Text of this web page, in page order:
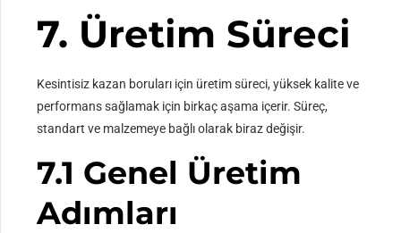
7. Üretim Süreci
Kesintisiz kazan boruları için üretim süreci, yüksek kalite ve
performans sağlamak için birkaç aşama içerir. Süreç,
standart ve malzemeye bağlı olarak biraz değişir.
7.1 Genel Üretim
Adımları